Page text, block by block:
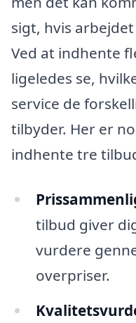
sigt, hvis
Ved at indhente
ligeledes se,
service de
tilbyder. Her er
indhente tre
tilbud giver
vurdere
overpriser.